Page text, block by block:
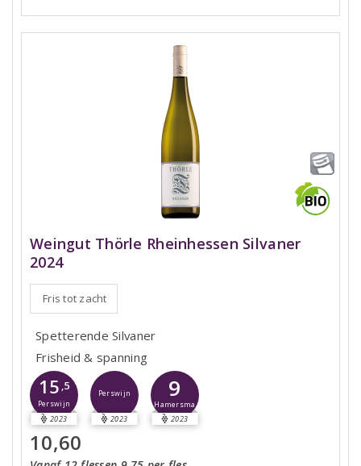
Weingut Thörle Rheinhessen Silvaner
2024
Fris tot zacht
Spetterende Silvaner
Frisheid & spanning
15 ,5
Perswijn
2023
Perswijn
2023
9
Hamersma
2023
10,60